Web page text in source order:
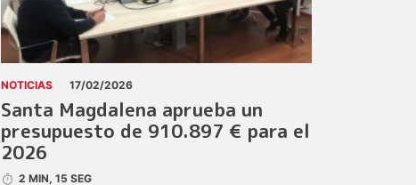
NOTICIAS 17/02/2026
Santa Magdalena aprueba un
presupuesto de 910.897 € para el
2026
2 MIN, 15 SEG